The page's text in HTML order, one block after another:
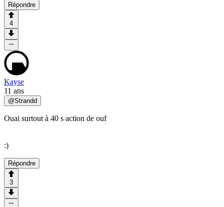
Répondre
4
Kayse
11 ans
@Strandd
Ouai surtout à 40 s action de ouf
:)
Répondre
3